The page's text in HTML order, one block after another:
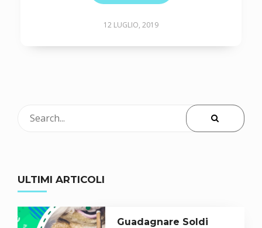
12 LUGLIO, 2019
ULTIMI ARTICOLI
Guadagnare Soldi